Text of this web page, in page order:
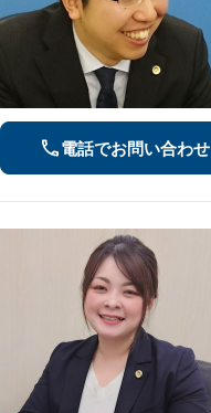
電話でお問い合わせ